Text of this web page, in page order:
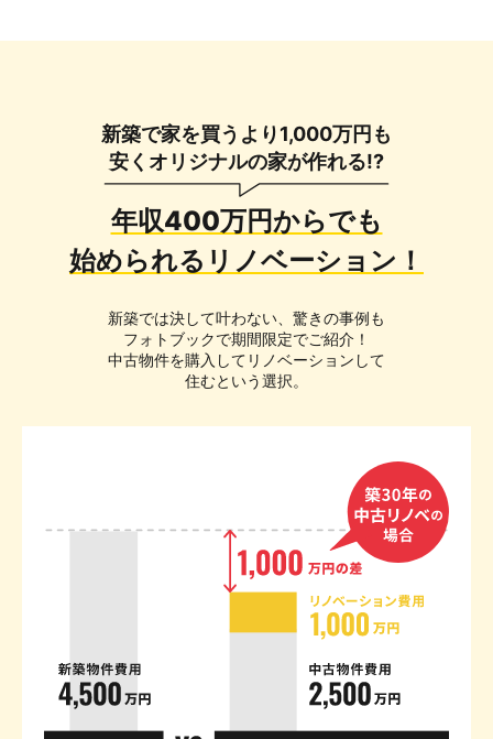
新築で家を買うより1,000万円も
安くオリジナルの家が作れる!?
年収400万円からでも
始められるリノベーション！
新築では決して叶わない、驚きの事例も
フォトブックで期間限定でご紹介！
中古物件を購入してリノベーションして
住むという選択。